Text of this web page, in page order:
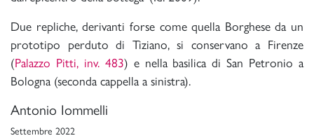
Due repliche, derivanti forse come quella Borghese da un
prototipo perduto di Tiziano, si conservano a Firenze
(Palazzo Pitti, inv. 483) e nella basilica di San Petronio a
Bologna (seconda cappella a sinistra).
Antonio Iommelli
Settembre 2022